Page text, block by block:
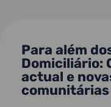
Para além
Domiciliário:
actual e